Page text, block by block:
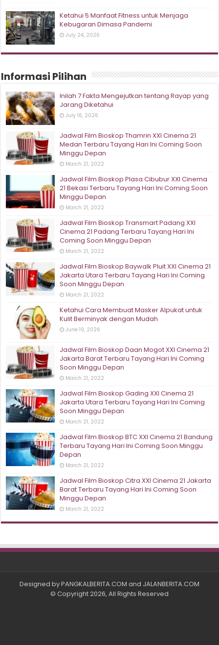
Ketahui 5 Manfaat Fitness untuk Menjaga
Kebugaran Dimasa Pandemi
July 24, 2026
Informasi Pilihan
Inilah 7 Fakta Mengejutkan tentang Rayap yang
Jarang Diketahui
July 16, 2026
Jadwal Film Bioskop Thamrin XXI Cinema 21
Medan Terbaru Tayang Hari Ini Coming Soon
Minggu Depan
March 21, 2022
Jadwal Film Bioskop Plasa Cibubur XXI Cinema
21 Bekasi Terbaru Tayang Hari Ini Coming Soon
Minggu Depan
March 21, 2022
Jadwal Film Bioskop Transmart Padang XXI
Cinema 21 Padang Terbaru Tayang Hari Ini
Coming Soon Minggu Depan
March 21, 2022
Jadwal Film Bioskop Baywalk Pluit XXI Cinema 21
Jakarta Utara Terbaru Tayang Hari Ini Coming
Soon Minggu Depan
March 21, 2022
Ketahui Cara Membuat Masker Alpukat untuk
Kulit Berminyak dengan Mudah
June 19, 2026
Jadwal Film Bioskop Daan Mogot XXI Cinema 21
Jakarta Barat Terbaru Tayang Hari Ini Coming
Soon Minggu Depan
March 21, 2022
Jadwal Film Bioskop Gading XXI Cinema 21
Jakarta Utara Terbaru Tayang Hari Ini Coming
Soon Minggu Depan
March 21, 2022
Jadwal Film Bioskop BTC XXI Cinema 21 Bandung
Terbaru Tayang Hari Ini Coming Soon Minggu
Depan
March 21, 2022
Jadwal Film Bioskop Citra XXI Cinema 21 Jakarta
Barat Terbaru Tayang Hari Ini Coming Soon
Minggu Depan
March 21, 2022
Designed byPANGKALBERITA.COM and JALANBERITA.COM
© Copyright 2026, All Rights Reserved